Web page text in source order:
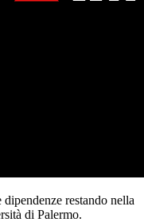
restando nella
di Palermo.